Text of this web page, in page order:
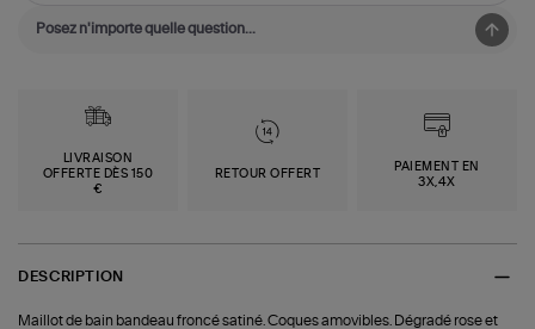
LIVRAISON
OFFERTE DÈS 150
€
RETOUR OFFERT
PAIEMENT EN
3X,4X
DESCRIPTION
Maillot de bain bandeau froncé satiné. Coques amovibles. Dégradé rose et